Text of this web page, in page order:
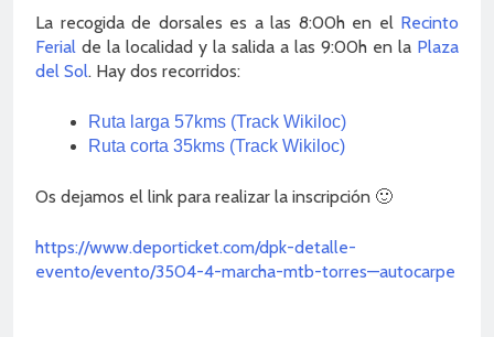
La recogida de dorsales es a las 8:00h en el Recinto
Ferial de la localidad y la salida a las 9:00h en la Plaza
del Sol. Hay dos recorridos:
Ruta larga 57kms (Track Wikiloc)
Ruta corta 35kms (Track Wikiloc)
Os dejamos el link para realizar la inscripción 🙂
https://www.deporticket.com/dpk-detalle-
evento/evento/3504-4-marcha-mtb-torres—autocarpe